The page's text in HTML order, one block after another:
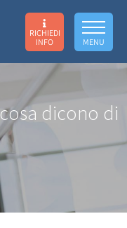
RICHIEDI
INFO
MENU
dicono di